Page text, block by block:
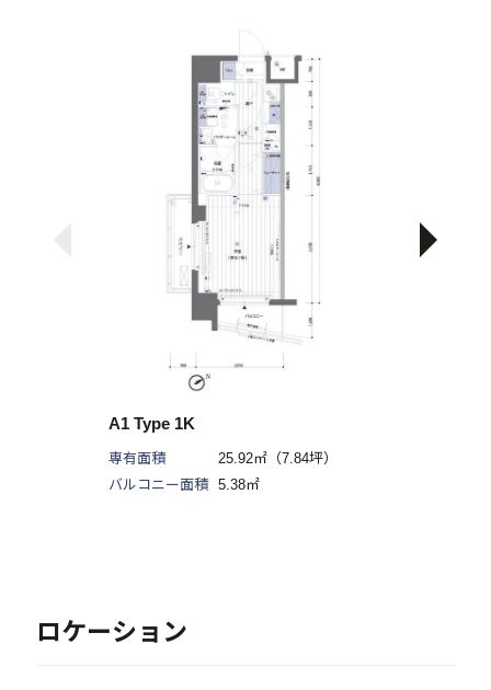
お客様相談室
0120-634-319
受付時間：10:00〜19:00
（土日及び祝日を除く）
A1 Type 1K
専有面積
25.92㎡（7.84坪）
バルコニー面積
5.38㎡
ロケーション